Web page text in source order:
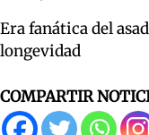
Era fanática del
longevidad
COMPARTIR